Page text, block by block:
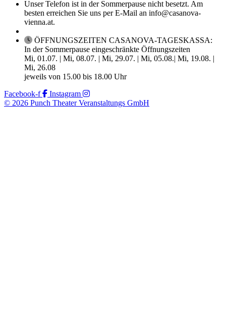
Unser Telefon ist in der Sommerpause nicht besetzt. Am
besten erreichen Sie uns per E-Mail an info@casanova-
vienna.at.
ÖFFNUNGSZEITEN CASANOVA-TAGESKASSA:
In der Sommerpause eingeschränkte Öffnungszeiten
Mi, 01.07. | Mi, 08.07. | Mi, 29.07. | Mi, 05.08.| Mi, 19.08. |
Mi, 26.08
jeweils von 15.00 bis 18.00 Uhr
Facebook-f
Instagram
© 2026 Punch Theater Veranstaltungs GmbH